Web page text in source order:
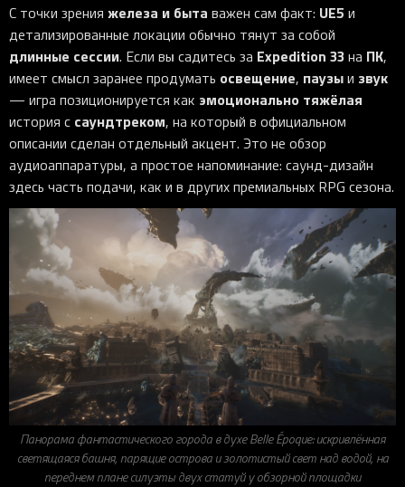
С точки зрения железа и быта важен сам факт: UE5 и
детализированные локации обычно тянут за собой
длинные сессии. Если вы садитесь за Expedition 33на ПК,
имеет смысл заранее продумать освещение, паузыи звук
— игра позиционируется как эмоционально тяжёлая
история с саундтреком, на который в официальном
описании сделан отдельный акцент. Это не обзор
аудиоаппаратуры, а простое напоминание: саунд-дизайн
здесь часть подачи, как и в других премиальных RPG сезона.
Панорама фантастического города в духе Belle Époque: искривлённая
светящаяся башня, парящие острова и золотистый свет над водой, на
переднем плане силуэты двух статуй у обзорной площадки